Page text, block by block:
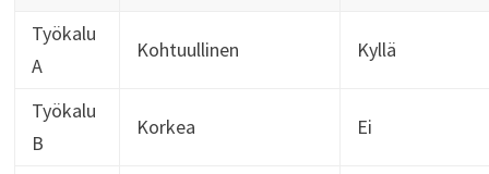
Työkalu
A
Kohtuullinen Kyllä
Työkalu
B
Korkea Ei